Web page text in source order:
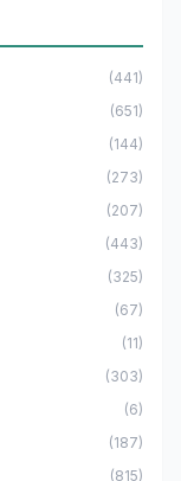
(441)
(651)
(144)
(273)
(207)
(443)
(325)
(67)
(11)
(303)
(6)
(187)
(815)